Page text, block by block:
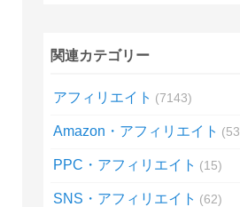
関連カテゴリー
アフィリエイト 7143
Amazon・アフィリエイト 53
PPC・アフィリエイト 15
SNS・アフィリエイト 62